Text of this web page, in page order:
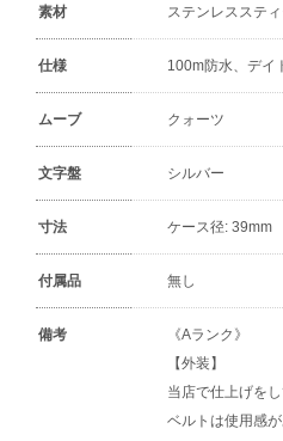
素材 ステンレスステ
仕様 100m防水、デイ
ムーブ クォーツ
文字盤 シルバー
寸法 ケース径: 39mm
付属品 無し
備考
《Aランク》
【外装】
当店で仕上げを
ベルトは使用感